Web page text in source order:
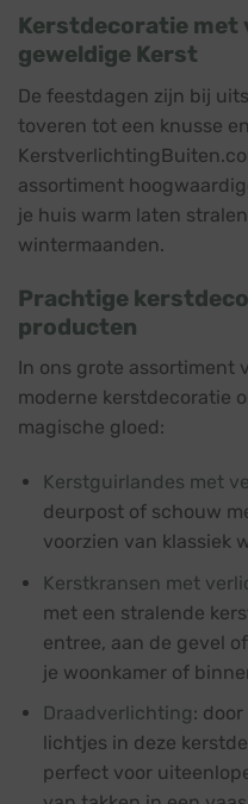
Kerstdecoratie met
geweldige Kerst
De feestdagen zijn bij
toveren tot een knusse
assortiment
je huis warm laten
wintermaanden.
Prachtige
producten
In ons grote assortiment
moderne kerstdecoratie
magische gloed:
Kerstguirlandes met
deurpost of schouw
voorzien van klassiek
Kerstkransen met
met een stralende
entree, aan de gevel
je woonkamer of
Draadverlichting:
lichtjes in deze
perfect voor